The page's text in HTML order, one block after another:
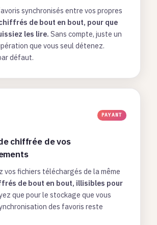
synchronisés entre vos propres
de bout en bout, pour que
les lire. Sans compte, juste un
que vous seul détenez.
défaut.
PAYANT
chiffrée de vos
vos fichiers téléchargés de la même
de bout en bout, illisibles pour
que pour le stockage que vous
des favoris reste